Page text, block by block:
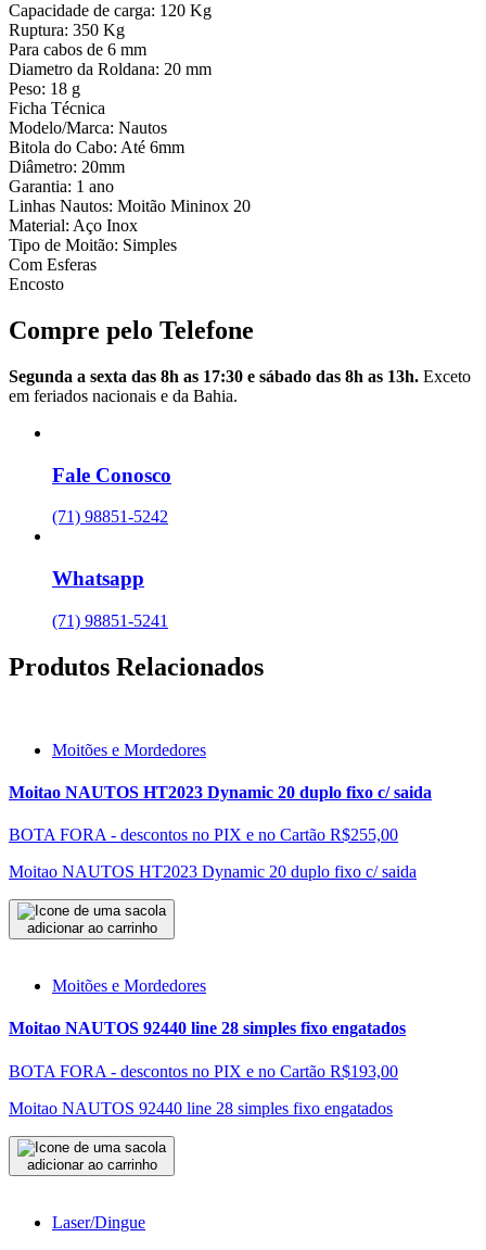
Capacidade de carga: 120 Kg
Ruptura: 350 Kg
Para cabos de 6 mm
Diametro da Roldana: 20 mm
Peso: 18 g
Ficha Técnica
Modelo/Marca: Nautos
Bitola do Cabo: Até 6mm
Diâmetro: 20mm
Garantia: 1 ano
Linhas Nautos: Moitão Mininox 20
Material: Aço Inox
Tipo de Moitão: Simples
Com Esferas
Encosto
Compre pelo Telefone
Segunda a sexta das 8h as 17:30 e sábado das 8h as 13h. Exceto
em feriados nacionais e da Bahia.
Fale Conosco
(71) 98851-5242
Whatsapp
(71) 98851-5241
Produtos Relacionados
Moitões e Mordedores
Moitao NAUTOS HT2023 Dynamic 20 duplo fixo c/ saida
BOTA FORA - descontos no PIX e no Cartão R$255,00
Moitao NAUTOS HT2023 Dynamic 20 duplo fixo c/ saida
adicionar ao carrinho
Moitões e Mordedores
Moitao NAUTOS 92440 line 28 simples fixo engatados
BOTA FORA - descontos no PIX e no Cartão R$193,00
Moitao NAUTOS 92440 line 28 simples fixo engatados
adicionar ao carrinho
Laser/Dingue